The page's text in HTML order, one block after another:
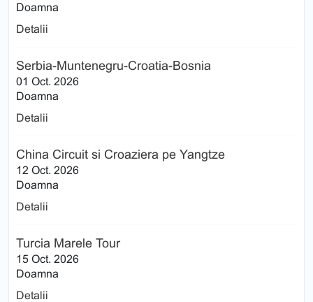
Doamna
Detalii
Serbia-Muntenegru-Croatia-Bosnia
01 Oct. 2026
Doamna
Detalii
China Circuit si Croaziera pe Yangtze
12 Oct. 2026
Doamna
Detalii
Turcia Marele Tour
15 Oct. 2026
Doamna
Detalii